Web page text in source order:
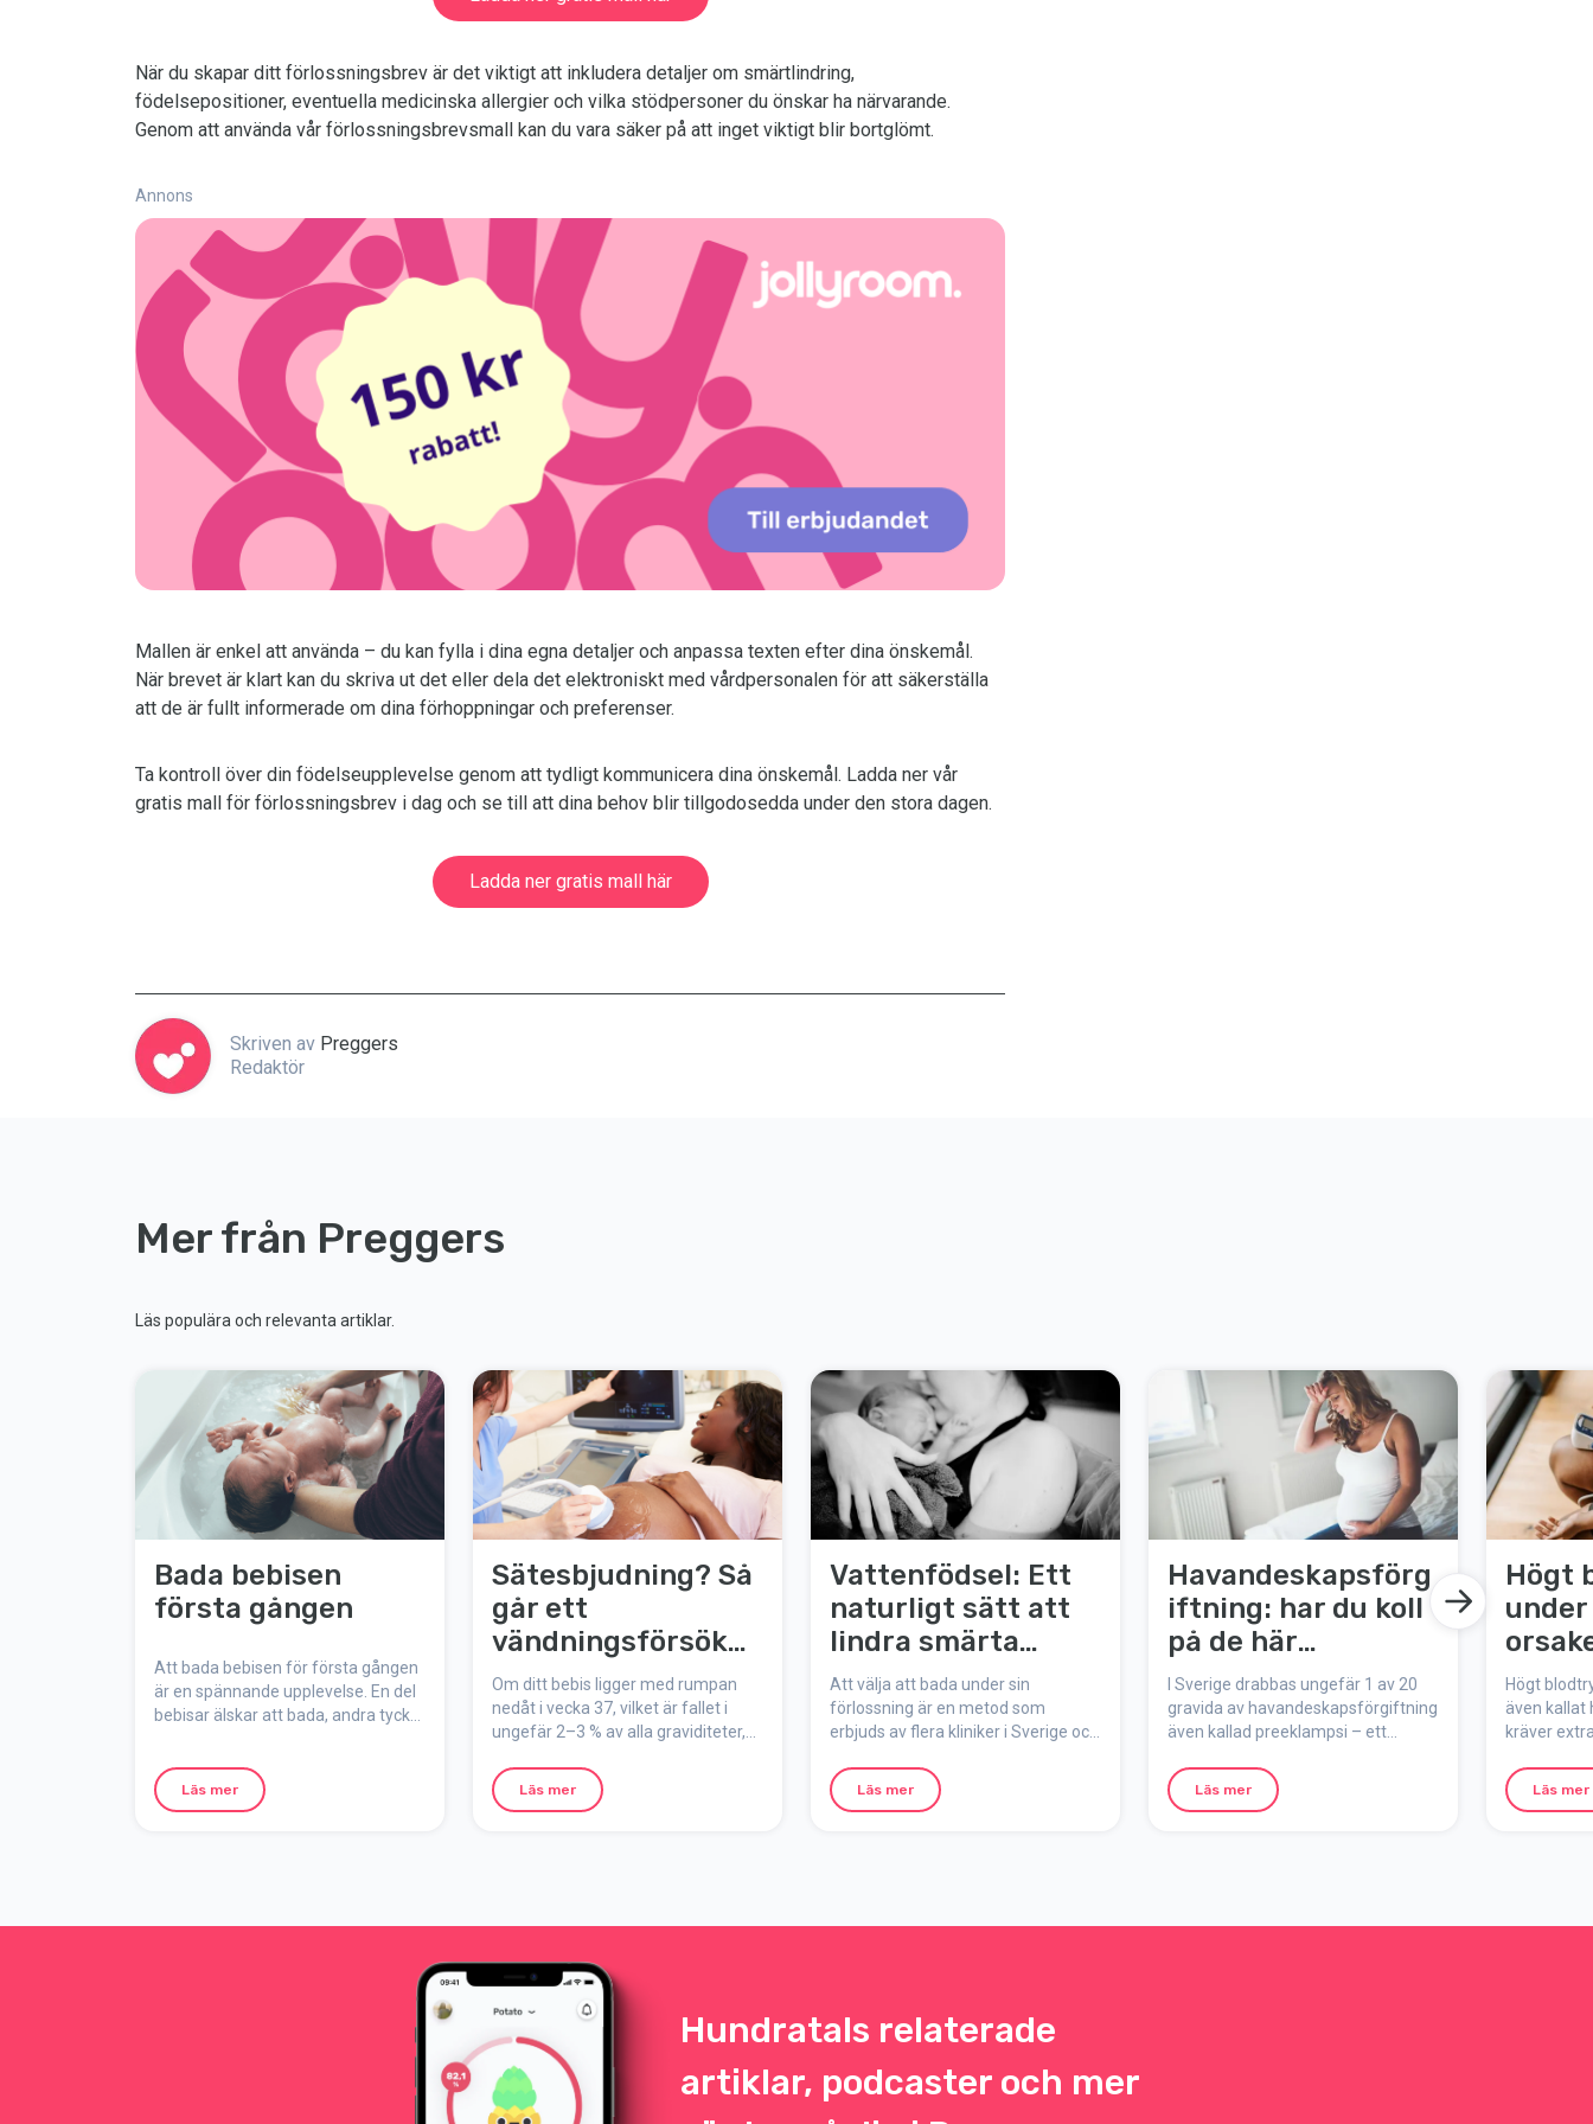
När du skapar ditt förlossningsbrev är det viktigt att inkludera detaljer om smärtlindring,
födelsepositioner, eventuella medicinska allergier och vilka stödpersoner du önskar ha närvarande.
Genom att använda vår förlossningsbrevsmall kan du vara säker på att inget viktigt blir bortglömt.
Annons
Mallen är enkel att använda – du kan fylla i dina egna detaljer och anpassa texten efter dina önskemål.
När brevet är klart kan du skriva ut det eller dela det elektroniskt med vårdpersonalen för att säkerställa
att de är fullt informerade om dina förhoppningar och preferenser.
Ta kontroll över din födelseupplevelse genom att tydligt kommunicera dina önskemål. Ladda ner vår
gratis mall för förlossningsbrev i dag och se till att dina behov blir tillgodosedda under den stora dagen.
Ladda ner gratis mall här
Skriven av Preggers
Redaktör
Mer från Preggers
Läs populära och relevanta artiklar.
Bada bebisen
första gången
Att bada bebisen för första gången
är en spännande upplevelse. En del
bebisar älskar att bada, andra tycker
Läs mer
Sätesbjudning? Så
går ett
vändningsförsök
till – steg för steg
Om ditt bebis ligger med rumpan
nedåt i vecka 37, vilket är fallet i
ungefär 2–3 % av alla graviditeter,
vändningsförsök. Så här går det till:
Läs mer
Vattenfödsel: Ett
naturligt sätt att
lindra smärta
under
förlossningen
Att välja att bada under sin
förlossning är en metod som
erbjuds av flera kliniker i Sverige och
Om du är frisk och har haft en
normal graviditet, kan vattenfödsel
Läs mer
Havandeskapsförg
iftning: har du koll
på de här
varningssignalerna
?
I Sverige drabbas ungefär 1 av 20
gravida av havandeskapsförgiftning
även kallad preeklampsi – ett
inte upptäcks i tid. Här är tecknen du
bör vara vaksam på:
Läs mer
Högt
hur
Högt
även kallat
kräver
men med
det oftast
Läs mer
Hundratals relaterade
artiklar, podcaster och mer